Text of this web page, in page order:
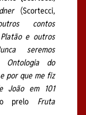
(Scortecci,
contos
e outros
seremos
Ontologia do
por que me fiz
João em 101
prelo Fruta